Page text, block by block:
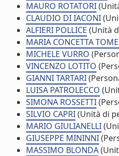
MAURO ROTATORI
CLAUDIO DI IACONI
ALFIERI POLLICE (Unità
MARIA CONCETTA
MICHELE VURRO
VINCENZO LOTITO
GIANNI TARTARI
LUISA PATROLECCO
SIMONA ROSSETTI
SILVIO CAPRI(Unità di
MARIO GIULIANELLI
GIUSEPPE MININNI
MASSIMO BLONDA